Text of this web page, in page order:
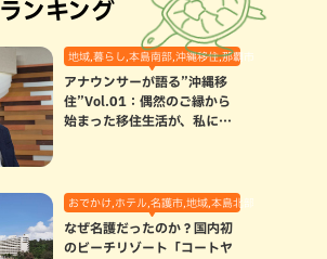
ランキング
地域,暮らし,本島南部,沖縄移住,那覇市
アナウンサーが語る”沖縄移
住”Vol.01：偶然のご縁から
始まった移住生活が、私にと
おでかけ,ホテル,名護市,地域,本島北部
なぜ名護だったのか？国内初
のビーチリゾート「コートヤ